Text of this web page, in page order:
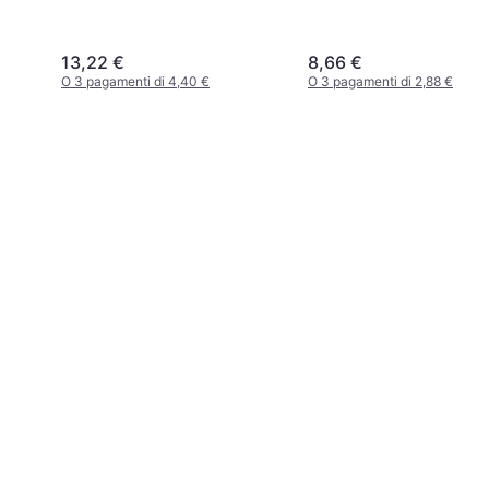
13,22 €
O 3 pagamenti di 4,40 €
8,66 €
O 3 pagamenti di 2,88 €